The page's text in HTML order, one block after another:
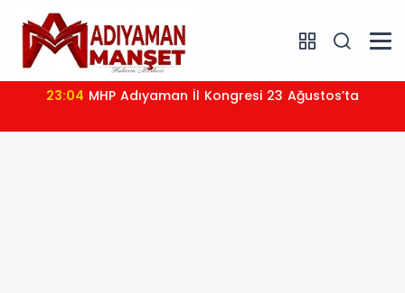
23:04 MHP Adıyaman İl Kongresi 23 Ağustos’ta